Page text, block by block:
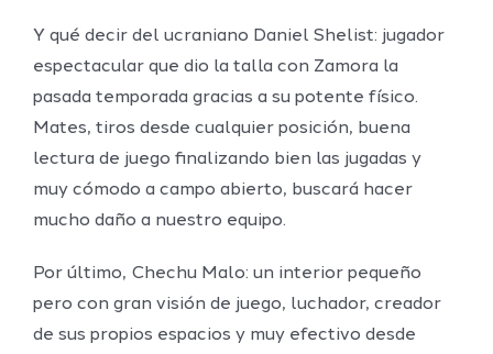
Y qué decir del ucraniano Daniel Shelist: jugador
espectacular que dio la talla con Zamora la
pasada temporada gracias a su potente físico.
Mates, tiros desde cualquier posición, buena
lectura de juego finalizando bien las jugadas y
muy cómodo a campo abierto, buscará hacer
mucho daño a nuestro equipo.
Por último, Chechu Malo: un interior pequeño
pero con gran visión de juego, luchador, creador
de sus propios espacios y muy efectivo desde